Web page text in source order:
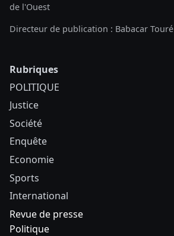
de l'Ouest
Directeur de publication : Babacar Touré
Rubriques
POLITIQUE
Justice
Société
Enquête
Economie
Sports
International
Revue de presse
Politique